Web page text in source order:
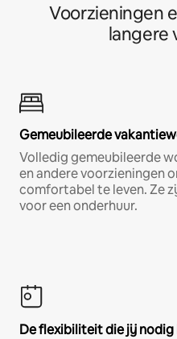
Voorzieningen
langere
Gemeubileerde
Volledig gemeubileerde
en andere voorzieningen
comfortabel te leven. Ze
voor een onderhuur.
De flexibiliteit die jij